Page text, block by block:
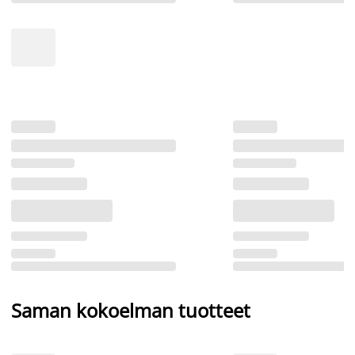
Saman kokoelman tuotteet